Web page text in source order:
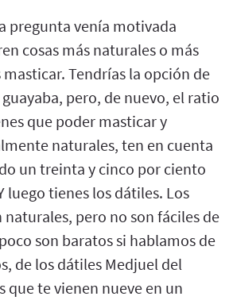
pregunta venía motivada
cosas más naturales o más
Tendrías la opción de
pero, de nuevo, el ratio
que poder masticar y
naturales, ten en cuenta
un treinta y cinco por ciento
luego tienes los dátiles. Los
naturales, pero no son fáciles de
son baratos si hablamos de
de los dátiles Medjuel del
que te vienen nueve en un